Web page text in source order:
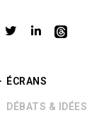
ÉCRANS
DÉBATS & IDÉES